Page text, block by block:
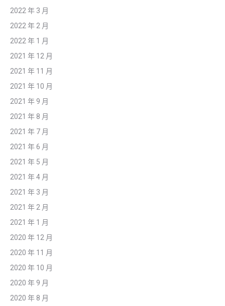
2022 年 3 月
2022 年 2 月
2022 年 1 月
2021 年 12 月
2021 年 11 月
2021 年 10 月
2021 年 9 月
2021 年 8 月
2021 年 7 月
2021 年 6 月
2021 年 5 月
2021 年 4 月
2021 年 3 月
2021 年 2 月
2021 年 1 月
2020 年 12 月
2020 年 11 月
2020 年 10 月
2020 年 9 月
2020 年 8 月